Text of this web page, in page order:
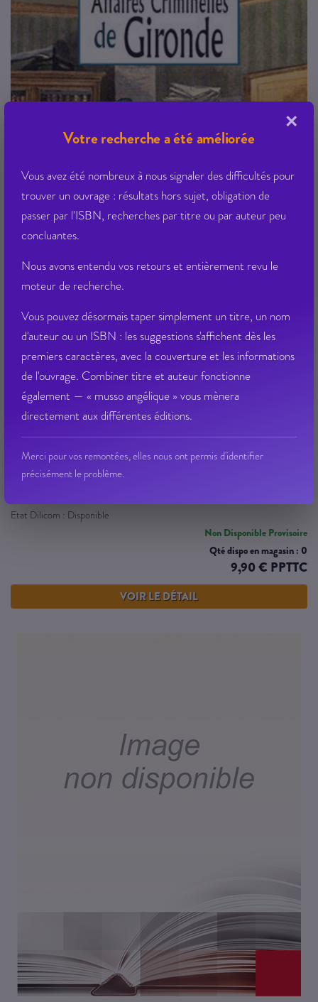
Votre recherche a été améliorée
Vous avez été nombreux à nous signaler des difficultés pour
trouver un ouvrage : résultats hors sujet, obligation de
passer par l'ISBN, recherches par titre ou par auteur peu
concluantes.
Nous avons entendu vos retours et entièrement revu le
moteur de recherche.
Vous pouvez désormais taper simplement un titre, un nom
d'auteur ou un ISBN : les suggestions s'affichent dès les
premiers caractères, avec la couverture et les informations
de l'ouvrage. Combiner titre et auteur fonctionne
également — « musso angélique » vous mènera
directement aux différentes éditions.
Merci pour vos remontées, elles nous ont permis d'identifier
précisément le problème.
×
gironde nouvelles affaires criminelles
DE BOREE
12/03/2008
Famille : 0000
Etat Dilicom : Disponible
Non Disponible Provisoire
Qté dispo en magasin : 0
9,90 € PPTTC
VOIR LE DÉTAIL